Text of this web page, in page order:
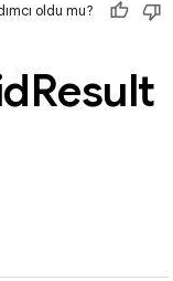
oldu mu?
Result